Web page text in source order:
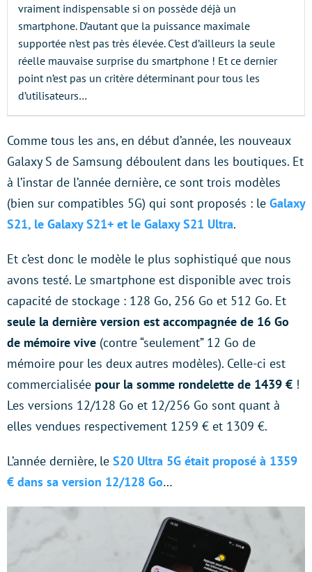
vraiment indispensable si on possède déjà un
smartphone. D’autant que la puissance maximale
supportée n’est pas très élevée. C’est d’ailleurs la seule
réelle mauvaise surprise du smartphone ! Et ce dernier
point n’est pas un critère déterminant pour tous les
d’utilisateurs…
Comme tous les ans, en début d’année, les nouveaux
Galaxy S de Samsung déboulent dans les boutiques. Et
à l’instar de l’année dernière, ce sont trois modèles
(bien sur compatibles 5G) qui sont proposés : le Galaxy
S21, le Galaxy S21+ et le Galaxy S21 Ultra.
Et c’est donc le modèle le plus sophistiqué que nous
avons testé. Le smartphone est disponible avec trois
capacité de stockage : 128 Go, 256 Go et 512 Go. Et
seule la dernière version est accompagnée de 16 Go
de mémoire vive (contre “seulement” 12 Go de
mémoire pour les deux autres modèles). Celle-ci est
commercialisée pour la somme rondelette de 1439 € !
Les versions 12/128 Go et 12/256 Go sont quant à
elles vendues respectivement 1259 € et 1309 €.
L’année dernière, le S20 Ultra 5G était proposé à 1359
€ dans sa version 12/128 Go…